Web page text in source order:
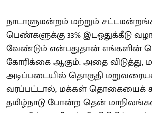
நாடாளுமன்றம் மற்றும்
பெண்களுக்கு 33% இடஒதுக்கீடு
வேண்டும் என்பதுதான் எங்களின்
கோரிக்கை ஆகும். அதை
அடிப்படையில் தொகுதி
வரப்பட்டால், மக்கள் தொகையைக்
தமிழ்நாடு போன்ற தென்